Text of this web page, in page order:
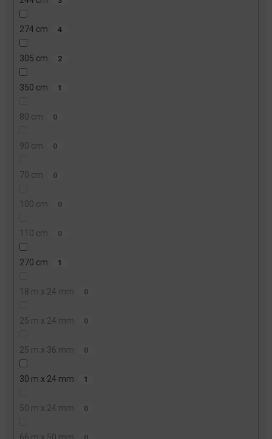
274 cm 4
305 cm 2
350 cm 1
80 cm 0
90 cm 0
70 cm 0
100 cm 0
110 cm 0
270 cm 1
18 m x 24 mm 0
25 m x 24 mm 0
25 m x 36 mm 0
30 m x 24 mm 1
50 m x 24 mm 0